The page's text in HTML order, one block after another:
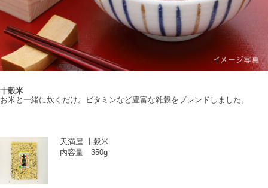
十穀米
お米と一緒に炊くだけ。ビタミンなど豊富な雑穀をブレンドしました。
天満屋 十穀米
内容量　350g